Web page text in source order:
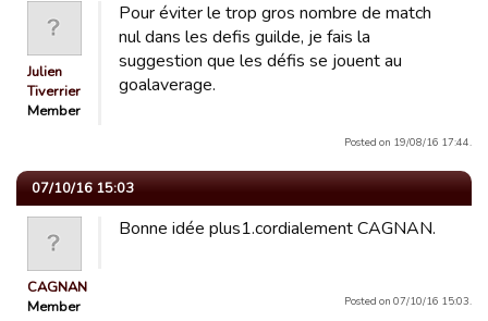
Julien
Tiverrier
Member
Pour éviter le trop gros nombre de match
nul dans les defis guilde, je fais la
suggestion que les défis se jouent au
goalaverage.
Posted on 19/08/16 17:44.
07/10/16 15:03
CAGNAN
Member
Bonne idée plus1.cordialement CAGNAN.
Posted on 07/10/16 15:03.